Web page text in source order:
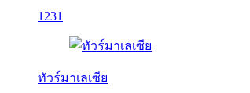
1231
ทัวร์มาเลเซีย